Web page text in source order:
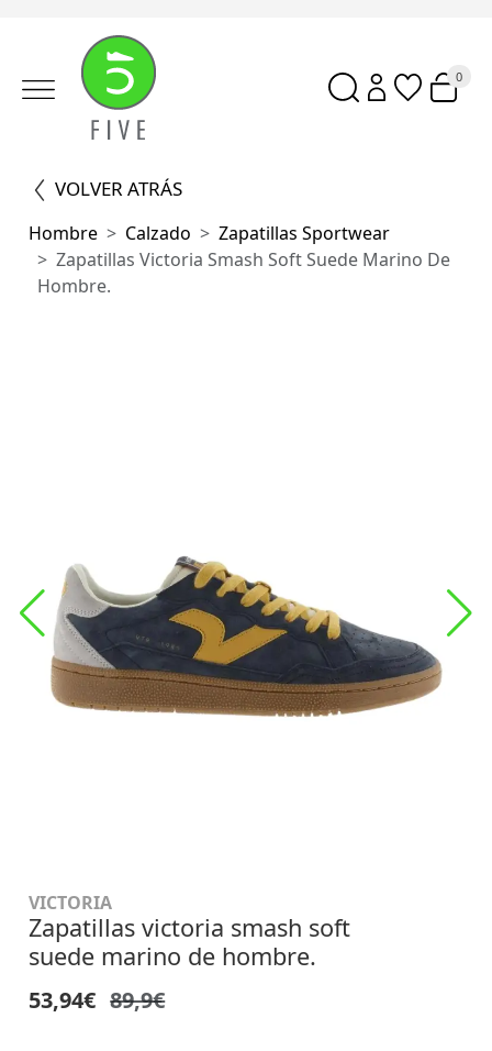
0
VOLVER ATRÁS
Hombre Calzado
Zapatillas Sportwear
Zapatillas Victoria Smash Soft Suede Marino De
Hombre.
VICTORIA
Zapatillas victoria smash soft
suede marino de hombre.
53,94€ 89,9€